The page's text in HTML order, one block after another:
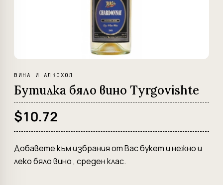
ВИНА И АЛКОХОЛ
Бутилка бяло вино Tyrgovishte
$10.72
Добавете към избрания от Вас букет и нежно и
леко бяло вино , среден клас.